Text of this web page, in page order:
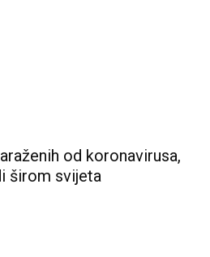
od koronavirusa,
širom svijeta